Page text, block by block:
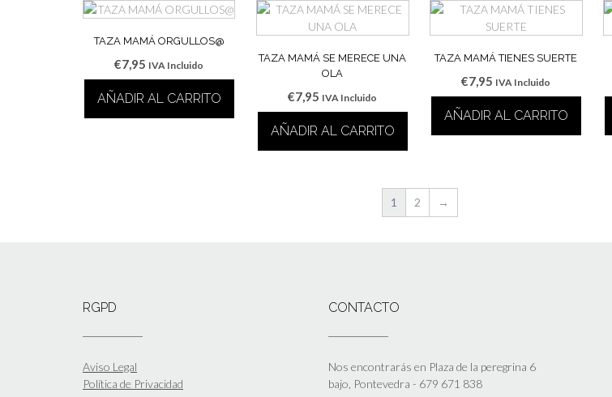
TAZA MAMÁ ORGULLOS@
€7,95 IVA Incluido
AÑADIR AL CARRITO
TAZA MAMÁ SE MERECE UNA
OLA
€7,95 IVA Incluido
AÑADIR AL CARRITO
TAZA MAMÁ TIENES SUERTE
€7,95 IVA Incluido
AÑADIR AL CARRITO
1 2 →
RGPD
Aviso Legal
Política de Privacidad
CONTACTO
Nos encontrarás en Plaza de la peregrina 6
bajo, Pontevedra - 679 671 838